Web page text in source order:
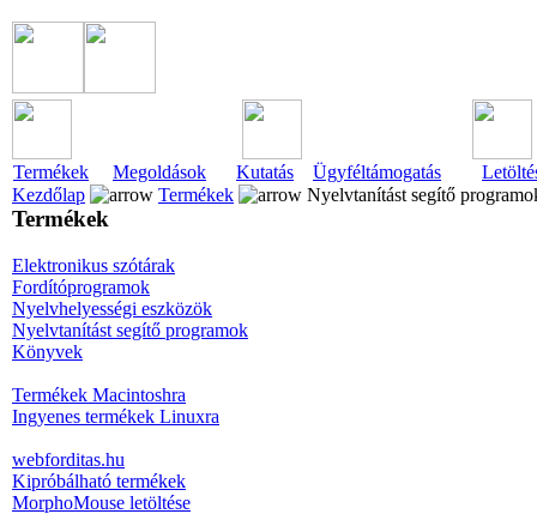
Termékek Megoldások Kutatás Ügyféltámogatás
Kezdőlap
Termékek Nyelvtanítást segítő
Termékek
Elektronikus szótárak
Fordítóprogramok
Nyelvhelyességi eszközök
Nyelvtanítást segítő programok
Könyvek
Termékek Macintoshra
Ingyenes termékek Linuxra
webforditas.hu
Kipróbálható termékek
MorphoMouse letöltése